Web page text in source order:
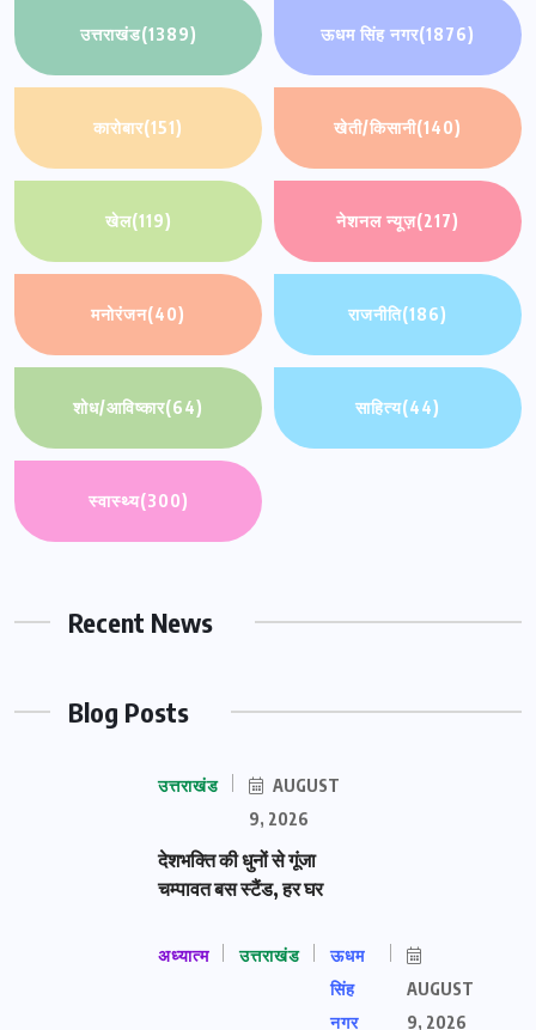
उत्तराखंड(1389) ऊधम सिंह नगर(1876)
कारोबार(151) खेती/किसानी(140)
खेल(119) नेशनल न्यूज़(217)
मनोरंजन(40) राजनीति(186)
शोध/आविष्कार(64) साहित्य(44)
स्वास्थ्य(300)
Recent News
Blog Posts
उत्तराखंड
AUGUST
9, 2026
देशभक्ति की धुनों से गूंजा
चम्पावत बस स्टैंड, हर घर
अध्यात्म उत्तराखंड
ऊधम
सिंह
नगर
AUGUST
9, 2026